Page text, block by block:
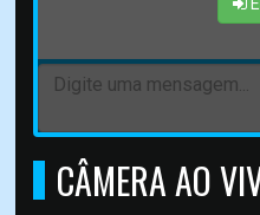
CÂMERA AO